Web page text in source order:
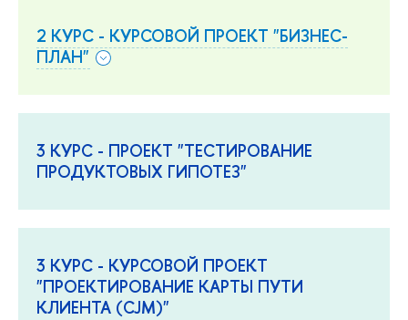
2 КУРС - КУРСОВОЙ ПРОЕКТ "БИЗНЕС-
ПЛАН"
3 КУРС - ПРОЕКТ "ТЕСТИРОВАНИЕ
ПРОДУКТОВЫХ ГИПОТЕЗ"
3 КУРС - КУРСОВОЙ ПРОЕКТ
"ПРОЕКТИРОВАНИЕ КАРТЫ ПУТИ
КЛИЕНТА (CJM)"